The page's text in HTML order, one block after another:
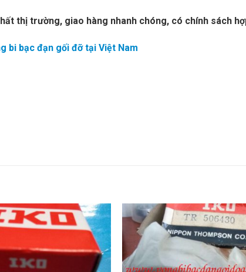
thị trường, giao hàng nhanh chóng, có chính sách
bi bạc đạn gối đỡ tại Việt Nam